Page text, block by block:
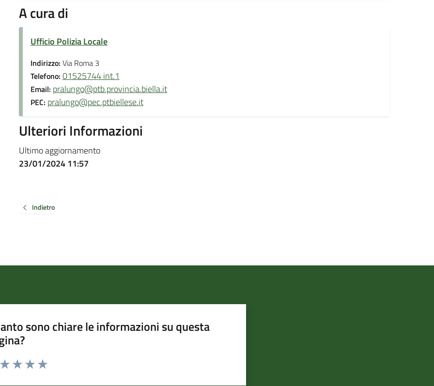
A cura di
Ufficio Polizia Locale
Indirizzo: Via Roma 3
Telefono: 01525744 int.1
Email: pralungo@ptb.provincia.biella.it
PEC: pralungo@pec.ptbiellese.it
Ulteriori Informazioni
Ultimo aggiornamento
23/01/2024 11:57
Indietro
sono chiare le informazioni su questa
da 1 a 5 stelle la pagina